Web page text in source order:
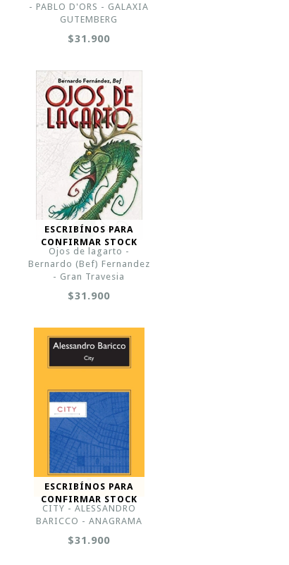
- PABLO D'ORS - GALAXIA
GUTEMBERG
$31.900
ESCRIBÍNOS PARA
CONFIRMAR STOCK
Ojos de lagarto -
Bernardo (Bef) Fernandez
- Gran Travesia
$31.900
ESCRIBÍNOS PARA
CONFIRMAR STOCK
CITY - ALESSANDRO
BARICCO - ANAGRAMA
$31.900